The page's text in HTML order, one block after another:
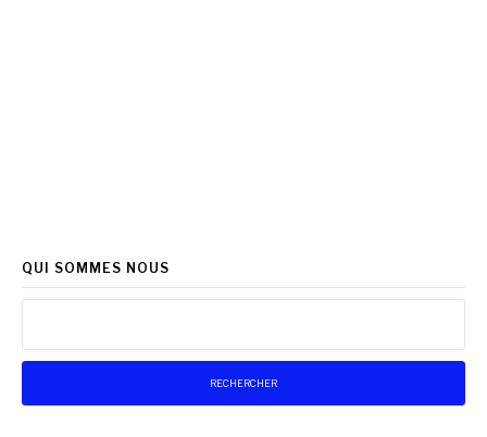
QUI SOMMES NOUS